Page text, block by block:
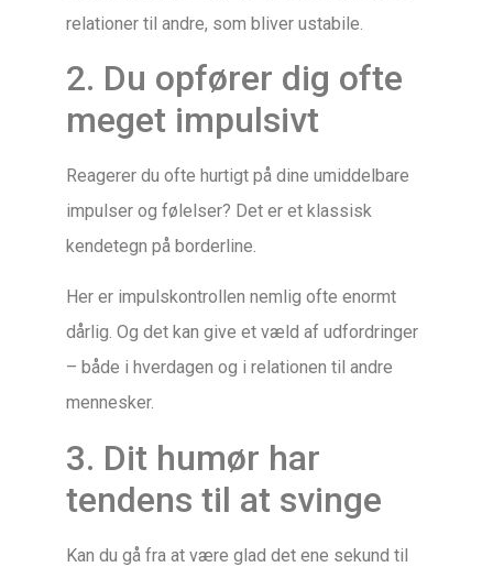
relationer til andre, som bliver ustabile.
2. Du opfører dig ofte
meget impulsivt
Reagerer du ofte hurtigt på dine umiddelbare
impulser og følelser? Det er et klassisk
kendetegn på borderline.
Her er impulskontrollen nemlig ofte enormt
dårlig. Og det kan give et væld af udfordringer
– både i hverdagen og i relationen til andre
mennesker.
3. Dit humør har
tendens til at svinge
Kan du gå fra at være glad det ene sekund til